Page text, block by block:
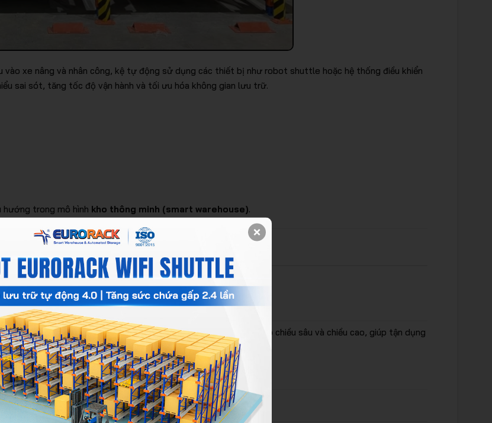
vào xe nâng và nhân công, kệ tự động sử dụng các thiết bị như robot shuttle hoặc hệ thống điều khiển
sai sót, tăng tốc độ vận hành và tối ưu hóa không gian lưu trữ.
hướng trong mô hình kho thông minh (smart warehouse).
kết hợp với nhau để đảm bảo vận hành trơn tru và hiệu quả.
thép chịu lực cao. Khung kệ được thiết kế để lưu trữ pallet theo chiều sâu và chiều cao, giúp tận dụng
shuttle di chuyển pallet vào sâu bên trong.